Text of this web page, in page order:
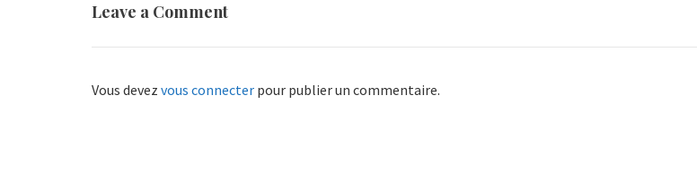
Leave a Comment
Vous devez vous connecter pour publier un commentaire.